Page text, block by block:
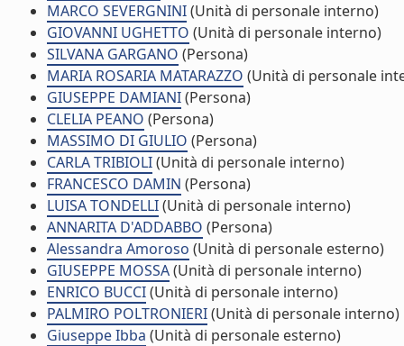
MARCO SEVERGNINI(Unità di personale interno)
GIOVANNI UGHETTO (Unità di personale interno)
SILVANA GARGANO (Persona)
MARIA ROSARIA MATARAZZO (Unità di personale
GIUSEPPE DAMIANI(Persona)
CLELIA PEANO (Persona)
MASSIMO DI GIULIO (Persona)
CARLA TRIBIOLI(Unità di personale interno)
FRANCESCO DAMIN (Persona)
LUISA TONDELLI(Unità di personale interno)
ANNARITA D'ADDABBO (Persona)
Alessandra Amoroso (Unità di personale esterno)
GIUSEPPE MOSSA(Unità di personale interno)
ENRICO BUCCI(Unità di personale interno)
PALMIRO POLTRONIERI(Unità di personale interno)
Giuseppe Ibba (Unità di personale esterno)